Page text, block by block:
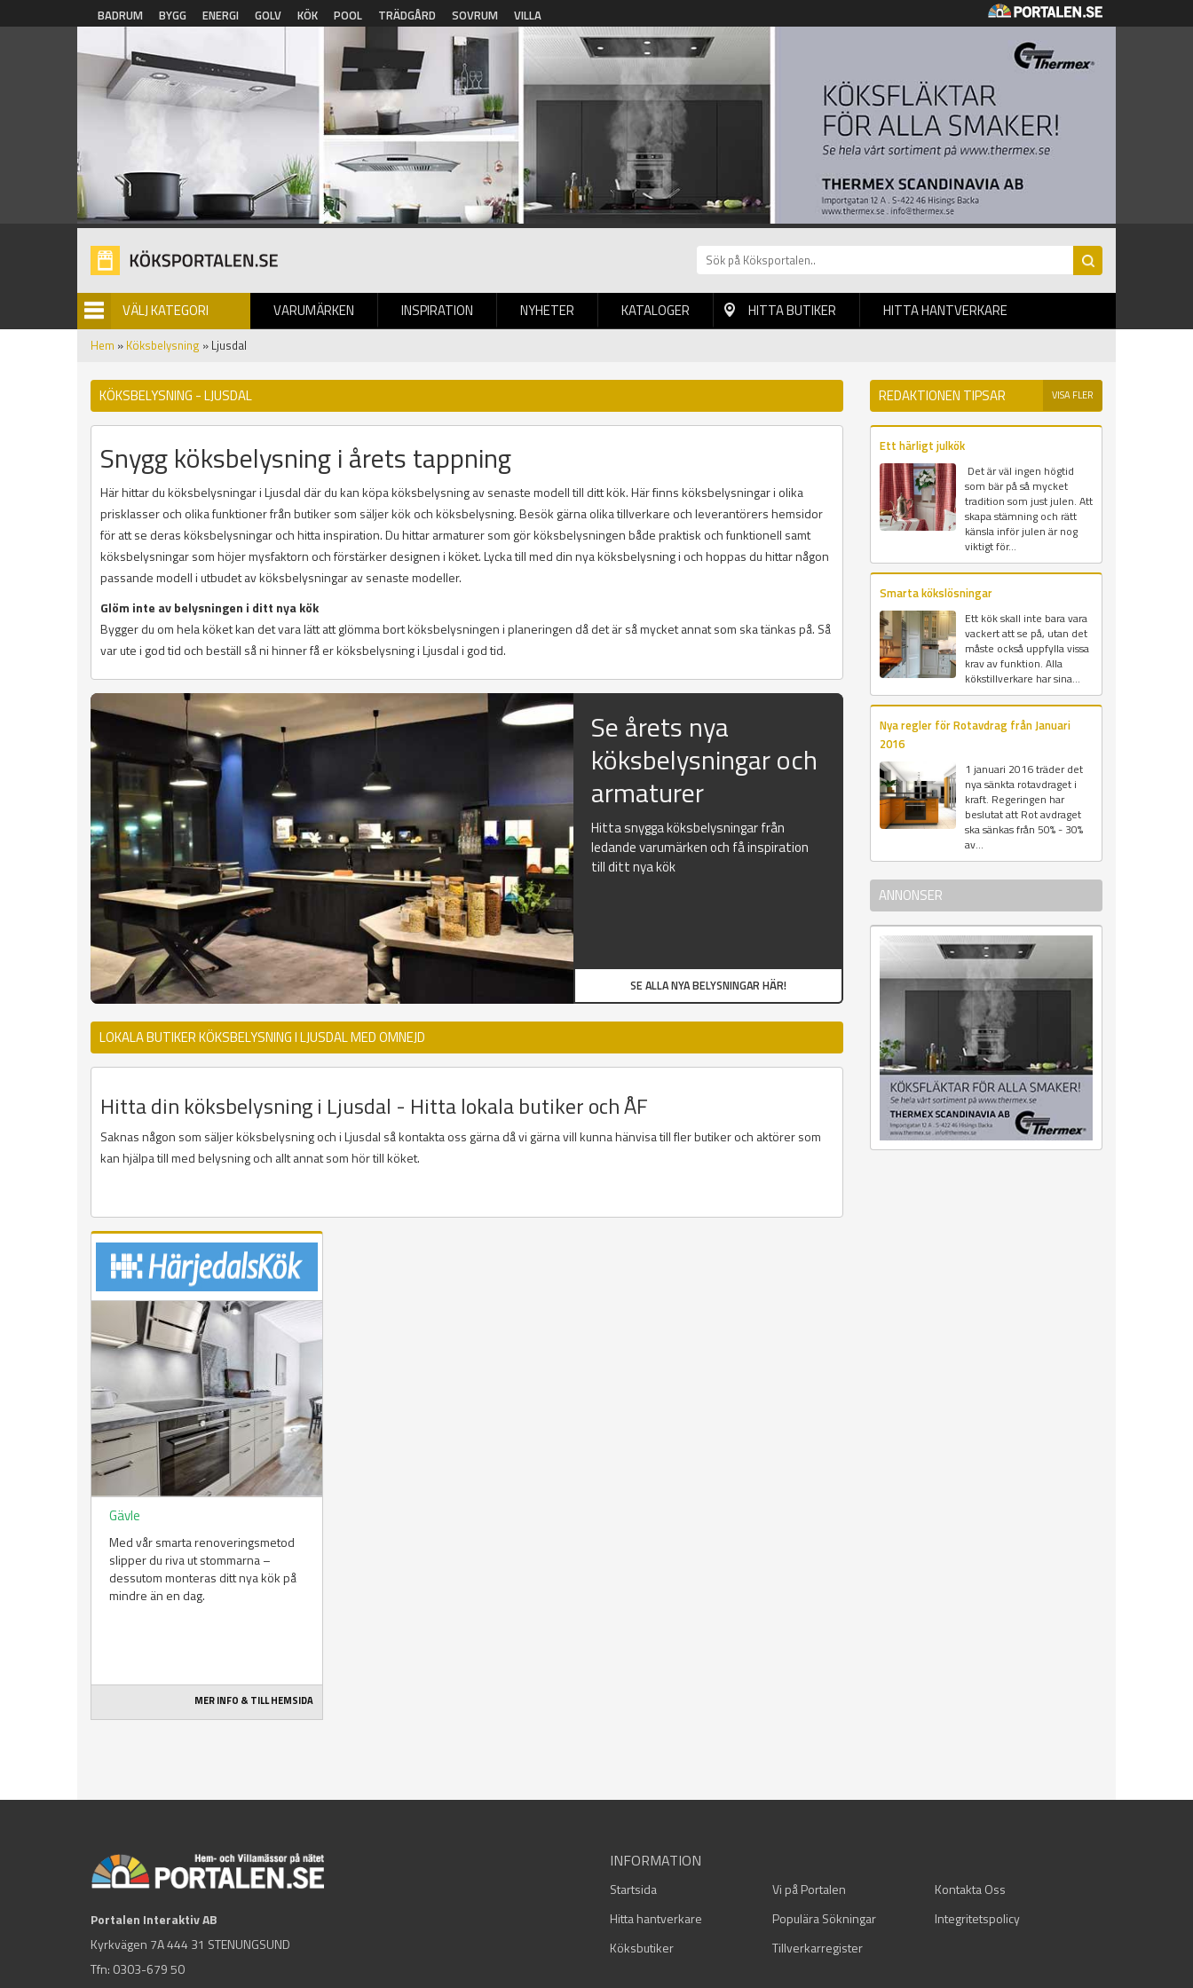
Hoppa till huvudinnehåll
BADRUM BYGG ENERGI GOLV KÖK POOL TRÄDGÅRD SOVRUM VILLA
VÄLJ KATEGORI VARUMÄRKEN INSPIRATION NYHETER
BILDGALLERI KATALOGER HITTA BUTIKER HITTA HANTVERKARE
Hem » Köksbelysning » Ljusdal
KÖKSBELYSNING - LJUSDAL
Snygg köksbelysning i årets tappning
Här hittar du köksbelysningar i Ljusdal där du kan köpa köksbelysning av senaste modell till ditt kök. Här finns köksbelysningar i olika
prisklasser och olika funktioner från butiker som säljer kök och köksbelysning. Besök gärna olika tillverkare och leverantörers hemsidor
för att se deras köksbelysningar och hitta inspiration. Du hittar armaturer som gör köksbelysningen både praktisk och funktionell samt
köksbelysningar som höjer mysfaktorn och förstärker designen i köket. Lycka till med din nya köksbelysning i och hoppas du hittar någon
passande modell i utbudet av köksbelysningar av senaste modeller.
Glöm inte av belysningen i ditt nya kök
Bygger du om hela köket kan det vara lätt att glömma bort köksbelysningen i planeringen då det är så mycket annat som ska tänkas på. Så
var ute i god tid och beställ så ni hinner få er köksbelysning i Ljusdal i god tid.
Se årets nya
köksbelysningar och
armaturer
Hitta snygga köksbelysningar från
ledande varumärken och få inspiration
till ditt nya kök
SE ALLA NYA BELYSNINGAR HÄR!
LOKALA BUTIKER KÖKSBELYSNING I LJUSDAL MED OMNEJD
Hitta din köksbelysning i Ljusdal - Hitta lokala butiker och ÅF
Saknas någon som säljer köksbelysning och i Ljusdal så kontakta oss gärna då vi gärna vill kunna hänvisa till fler butiker och aktörer som
kan hjälpa till med belysning och allt annat som hör till köket.
Gävle
Med vår smarta renoveringsmetod
slipper du riva ut stommarna –
dessutom monteras ditt nya kök på
mindre än en dag.
MER INFO & TILL HEMSIDA
REDAKTIONEN TIPSAR VISA FLER
Ett härligt julkök
Det är väl ingen högtid
som bär på så mycket
tradition som just julen. Att
skapa stämning och rätt
känsla inför julen är nog
viktigt för...
Smarta kökslösningar
Ett kök skall inte bara vara
vackert att se på, utan det
måste också uppfylla vissa
krav av funktion. Alla
kökstillverkare har sina...
Nya regler för Rotavdrag från Januari
2016
1 januari 2016 träder det
nya sänkta rotavdraget i
kraft. Regeringen har
beslutat att Rot avdraget
ska sänkas från 50% - 30%
av...
ANNONSER
Portalen Interaktiv AB
Kyrkvägen 7A 444 31 STENUNGSUND
Tfn: 0303-679 50
INFORMATION
Startsida Vi på Portalen
Kontakta Oss
Hitta hantverkare
Populära Sökningar
Integritetspolicy
Köksbutiker
Tillverkarregister